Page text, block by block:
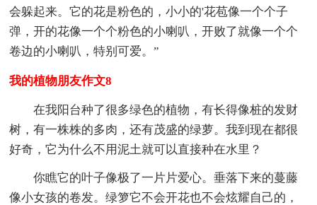
会躲起来。它的花是粉色的，小小的'花苞像一个个子
弹，开的花像一个个粉色的小喇叭，开败了就像一个个
卷边的小喇叭，特别可爱。”
我的植物朋友作文8
在我阳台种了很多绿色的植物，有长得像桩的发财
树，有一株株的多肉，还有茂盛的绿萝。我到现在都很
好奇，它为什么不用泥土就可以直接种在水里？
你瞧它的叶子像极了一片片爱心。垂落下来的蔓藤
像小女孩的卷发。绿箩它不会开花也不会炫耀自己的，